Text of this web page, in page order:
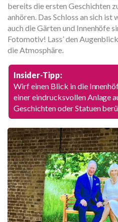
bereits die ersten Geschichten
anhören. Das Schloss an sich
auch die Gärten und Innenhöfe
Fotomotiv! Lass’ den
die Atmosphäre.
Insider-Tipp:
Wirf einen Blick in die
einer eindrucksvollen Anlage
Geschichten oder Statuen